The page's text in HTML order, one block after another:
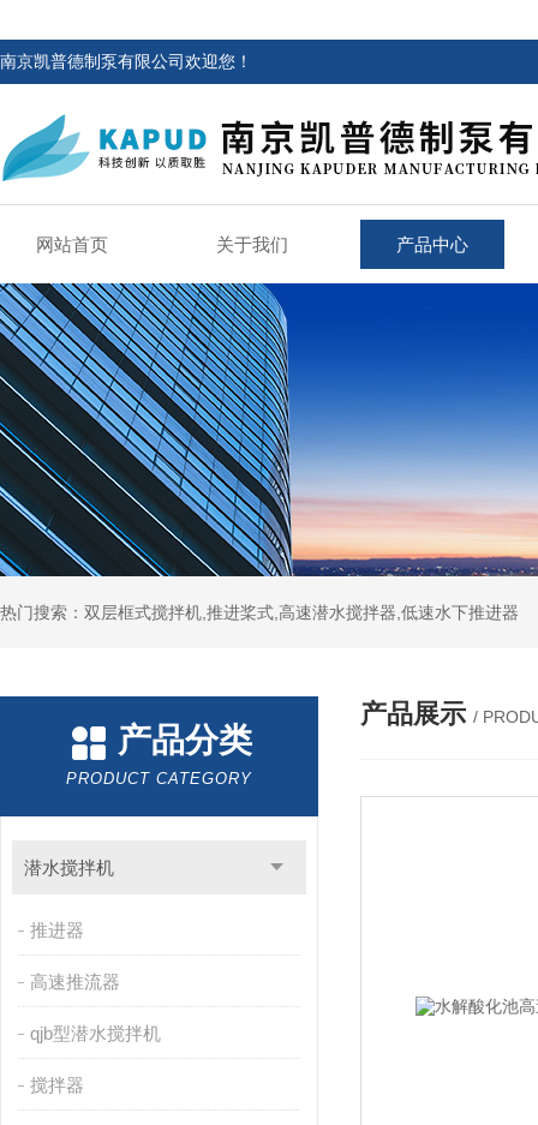
南京凯普德制泵有限公司欢迎您！
网站首页 关于我们 产品中心
热门搜索：双层框式搅拌机,推进桨式,高速潜水搅拌器,低速水下推进器
产品分类
PRODUCT CATEGORY
潜水搅拌机
推进器
高速推流器
qjb型潜水搅拌机
搅拌器
产品展示 /